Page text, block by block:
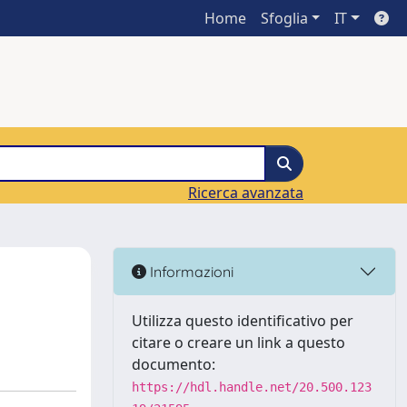
Home Sfoglia IT
Ricerca avanzata
Informazioni
Utilizza questo identificativo per
citare o creare un link a questo
documento:
https://hdl.handle.net/20.500.123